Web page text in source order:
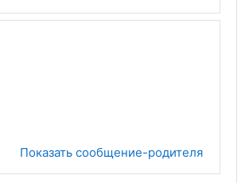
Показать сообщение-родителя